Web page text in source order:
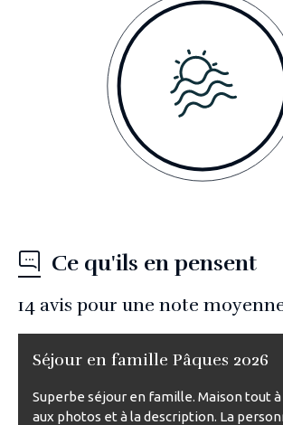
Ce qu'ils en pensent
14 avis pour une note
Séjour en famille Pâques 2026
Superbe séjour en famille. Maison tout
aux photos et à la description. La